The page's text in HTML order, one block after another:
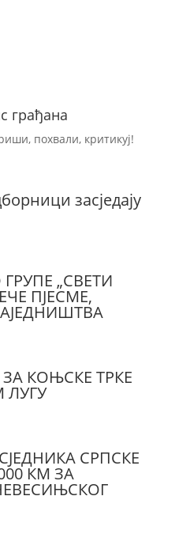
грађана
похвали, критикуј!
засједају
„СВЕТИ
ПЈЕСМЕ,
КОЊСКЕ ТРКЕ
ЛУГУ
СРПСКЕ
КМ ЗА